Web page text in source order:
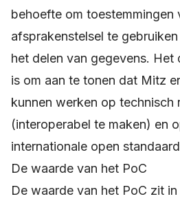
behoefte om toestemmingen
afsprakenstelsel te
het delen van gegevens. Het
is om aan te tonen dat Mitz
kunnen werken op technisch
(interoperabel te maken) en
internationale open
De waarde van het PoC
De waarde van het PoC zit